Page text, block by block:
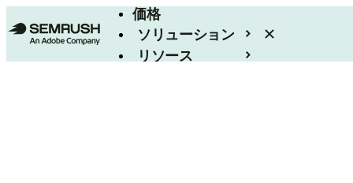
価格
ソリューション
リソース